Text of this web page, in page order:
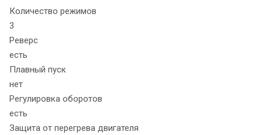
Количество режимов
3
Реверс
есть
Плавный пуск
нет
Регулировка оборотов
есть
Защита от перегрева двигателя